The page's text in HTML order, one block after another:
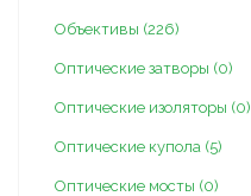
Объективы (226)
Оптические затворы (0)
Оптические изоляторы (0)
Оптические купола (5)
Оптические мосты (0)